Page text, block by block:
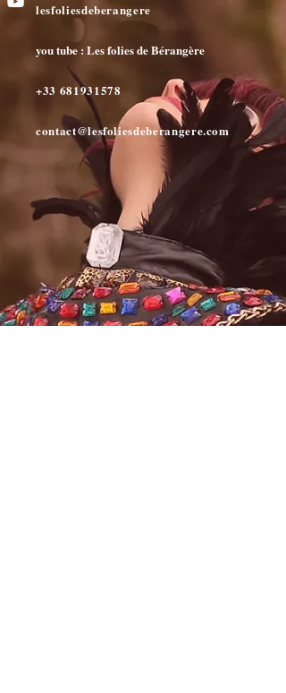
lesfoliesdeberangere
you tube : Les folies de Bérangère
+33 681931578
contact@lesfoliesdeberangere.com